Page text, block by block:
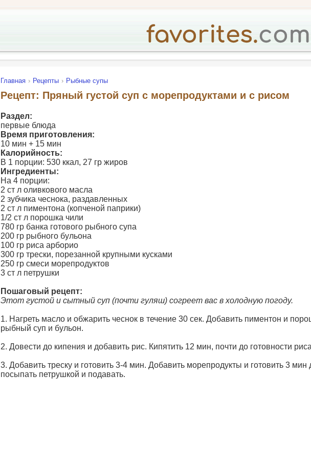
Главная Рецепты Рыбные супы
Рецепт: Пряный густой суп с морепродуктами и с рисом
Раздел:
первые блюда
Время приготовления:
10 мин + 15 мин
Калорийность:
В 1 порции: 530 ккал, 27 гр жиров
Ингредиенты:
На 4 порции:
2 ст л оливкового масла
2 зубчика чеснока, раздавленных
2 ст л пиментона (копченой паприки)
1/2 ст л порошка чили
780 гр банка готового рыбного супа
200 гр рыбного бульона
100 гр риса арборио
300 гр трески, порезанной крупными кусками
250 гр смеси морепродуктов
3 ст л петрушки
Пошаговый рецепт:
Этот густой и сытный суп (почти гуляш) согреет вас в холодную погоду.
1. Нагреть масло и обжарить чеснок в течение 30 сек. Добавить пиментон и
рыбный суп и бульон.
2. Довести до кипения и добавить рис. Кипятить 12 мин, почти до готовности
3. Добавить треску и готовить 3-4 мин. Добавить морепродукты и готовить 3
посыпать петрушкой и подавать.